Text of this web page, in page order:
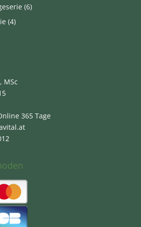
(6)
(4)
MSc
365 Tage